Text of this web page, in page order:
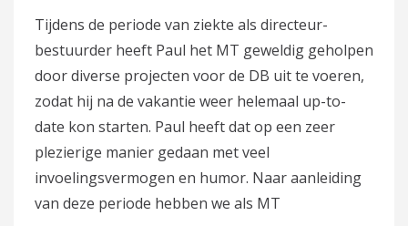
Tijdens de periode van ziekte als directeur-
bestuurder heeft Paul het MT geweldig geholpen
door diverse projecten voor de DB uit te voeren,
zodat hij na de vakantie weer helemaal up-to-
date kon starten. Paul heeft dat op een zeer
plezierige manier gedaan met veel
invoelingsvermogen en humor. Naar aanleiding
van deze periode hebben we als MT